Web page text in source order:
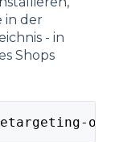
in der
- in
Shops